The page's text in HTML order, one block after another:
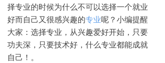
择专业的时候为什么不可以选择一个就业
好而自己又很感兴趣的专业呢？小编提醒
大家：选择专业，从兴趣爱好开始，只要
功夫深，只要技术好，什么专业都能成就
自己！。